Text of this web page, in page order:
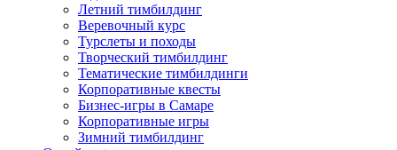
Летний тимбилдинг
Веревочный курс
Турслеты и походы
Творческий тимбилдинг
Тематические тимбилдинги
Корпоративные квесты
Бизнес-игры в Самаре
Корпоративные игры
Зимний тимбилдинг